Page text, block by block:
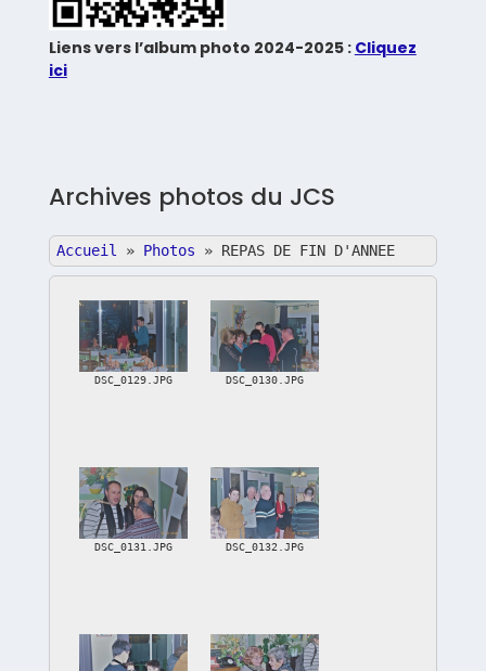
Liens vers l’album photo 2024-2025 : Cliquez
ici
Archives photos du JCS
Accueil » Photos » REPAS DE FIN D'ANNEE
DSC_0129.JPG DSC_0130.JPG
DSC_0131.JPG DSC_0132.JPG